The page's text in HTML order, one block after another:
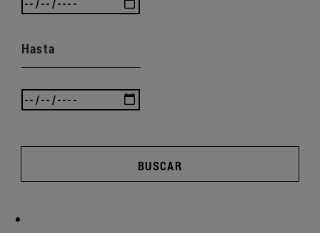
Hasta
BUSCAR